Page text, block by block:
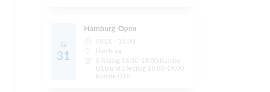
Sa
31
Hamburg-Open
08:00 - 18:00
Hamburg
5 Freitag 16:30-18:00 Kumite
U18 und 5 Freitag 18:00-19:00
Kumite Ü18